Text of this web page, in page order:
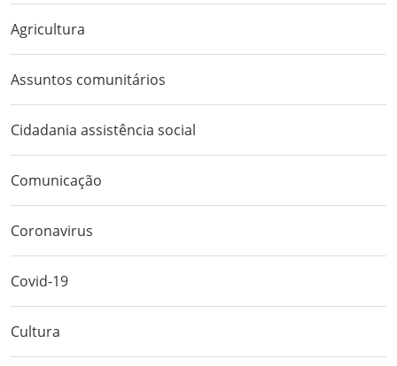
Agricultura
Assuntos comunitários
Cidadania assistência social
Comunicação
Coronavirus
Covid-19
Cultura